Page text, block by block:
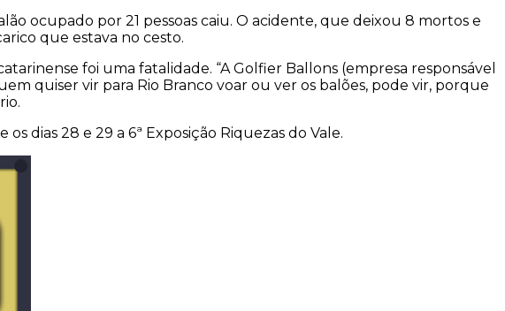
ocupado por 21 pessoas caiu. O acidente, que deixou 8 mortos e
que estava no cesto.
foi uma fatalidade. “A Golfier Ballons (empresa responsável
quiser vir para Rio Branco voar ou ver os balões, pode vir, porque
dias 28 e 29 a 6ª Exposição Riquezas do Vale.